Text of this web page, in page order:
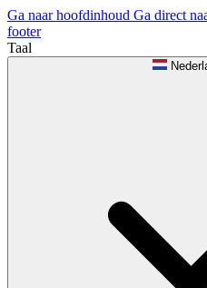
Ga naar hoofdinhoud Ga direct
footer
Taal